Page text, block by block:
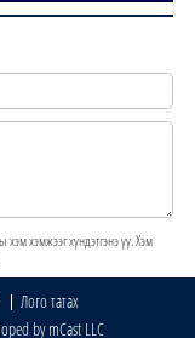
хэм хэмжээг хүндэтгэнэ үү. Хэм
Лого татах
by mCast LLC